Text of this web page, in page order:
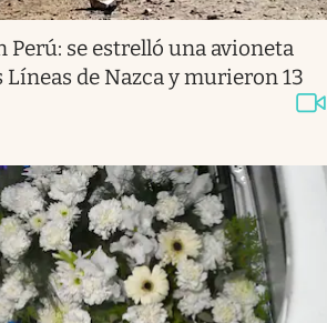
Perú: se estrelló una avioneta
de Nazca y murieron 13